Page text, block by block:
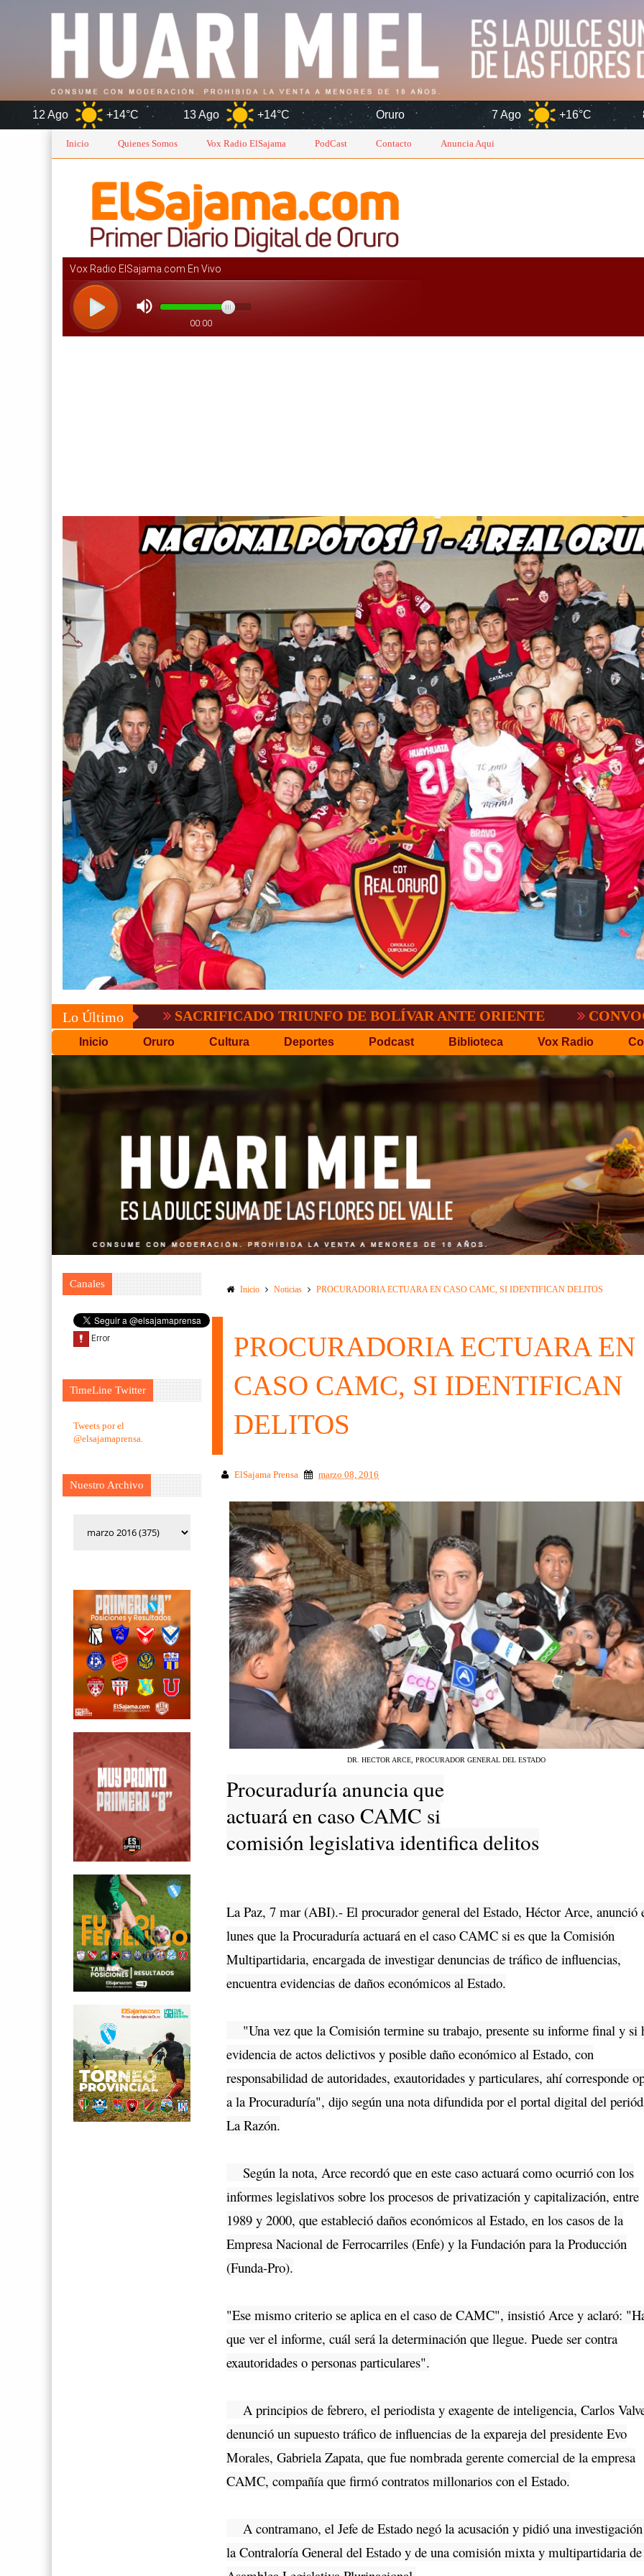
+14°C 13 Ago +14°C Oruro 7 Ago +16°C 8 Ago
Inicio Quienes Somos Vox Radio ElSajama PodCast Contacto Anuncia Aqui
Lo ÚltimoSACRIFICADO TRIUNFO DE BOLÍVAR ANTE ORIENTE CONVOCATORIA
Inicio Oruro Cultura Deportes Podcast Biblioteca Vox Radio
Canales
TimeLine Twitter
Tweets por el
@elsajamaprensa.
Nuestro Archivo
Inicio Noticias PROCURADORIA ECTUARA EN CASO CAMC, SI IDENTIFICAN DELITOS
PROCURADORIA ECTUARA EN
CASO CAMC, SI IDENTIFICAN
DELITOS
ElSajama Prensa marzo 08, 2016
DR. HECTOR ARCE, PROCURADOR GENERAL DEL ESTADO
Procuraduría anuncia que
actuará en caso CAMC si
comisión legislativa identifica delitos
La Paz, 7 mar (ABI).- El procurador general del Estado, Héctor Arce, anunció
lunes que la Procuraduría actuará en el caso CAMC si es que la Comisión
Multipartidaria, encargada de investigar denuncias de tráfico de influencias,
encuentra evidencias de daños económicos al Estado.
"Una vez que la Comisión termine su trabajo, presente su informe final y si
evidencia de actos delictivos y posible daño económico al Estado, con
responsabilidad de autoridades, exautoridades y particulares, ahí corresponde
a la Procuraduría", dijo según una nota difundida por el portal digital del
La Razón.
Según la nota, Arce recordó que en este caso actuará como ocurrió con los
informes legislativos sobre los procesos de privatización y capitalización, entre
1989 y 2000, que estableció daños económicos al Estado, en los casos de la
Empresa Nacional de Ferrocarriles (Enfe) y la Fundación para la Producción
(Funda-Pro).
"Ese mismo criterio se aplica en el caso de CAMC", insistió Arce y aclaró:
que ver el informe, cuál será la determinación que llegue. Puede ser contra
exautoridades o personas particulares".
A principios de febrero, el periodista y exagente de inteligencia, Carlos
denunció un supuesto tráfico de influencias de la expareja del presidente Evo
Morales, Gabriela Zapata, que fue nombrada gerente comercial de la empresa
CAMC, compañía que firmó contratos millonarios con el Estado.
A contramano, el Jefe de Estado negó la acusación y pidió una
la Contraloría General del Estado y de una comisión mixta y multipartidaria